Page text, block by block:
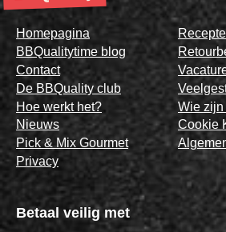
Homepagina
BBQualitytime blog
Contact
De BBQuality club
Hoe werkt het?
Nieuws
Pick & Mix Gourmet
Privacy
Wie
Cookie
Betaal veilig met